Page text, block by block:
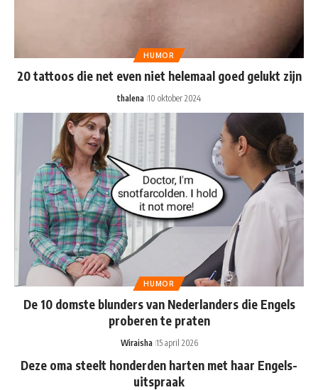
HUMOR
20 tattoos die net even niet helemaal goed gelukt zijn
thalena 10 oktober 2024
HUMOR
De 10 domste blunders van Nederlanders die Engels
proberen te praten
Wiraisha 15 april 2026
Deze oma steelt honderden harten met haar Engels-
uitspraak